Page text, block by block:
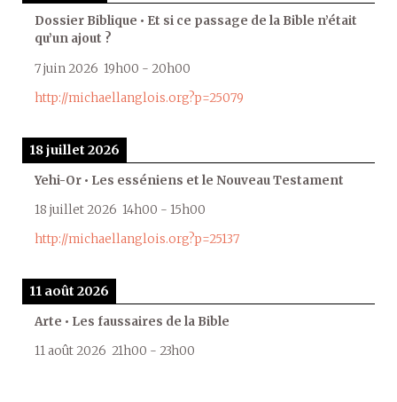
Dossier Biblique • Et si ce passage de la Bible n’était
qu’un ajout ?
7 juin 2026 19h00 - 20h00
http://michaellanglois.org?p=25079
18 juillet 2026
Yehi-Or • Les esséniens et le Nouveau Testament
18 juillet 2026 14h00 - 15h00
http://michaellanglois.org?p=25137
11 août 2026
Arte • Les faussaires de la Bible
11 août 2026 21h00 - 23h00